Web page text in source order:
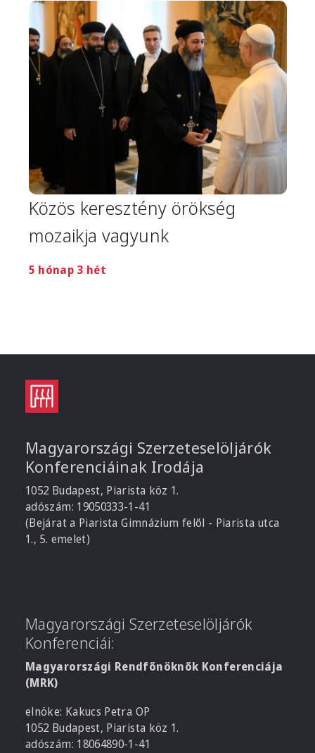
Image
Közös keresztény örökség
mozaikja vagyunk
5 hónap 3 hét
Magyarországi Szerzeteselöljárók
Konferenciáinak Irodája
1052 Budapest, Piarista köz 1.
adószám: 19050333-1-41
(Bejárat a Piarista Gimnázium felől - Piarista utca
1., 5. emelet)
Magyarországi Szerzeteselöljárók
Konferenciái:
Magyarországi Rendfőnöknők Konferenciája
(MRK)
elnöke: Kakucs Petra OP
1052 Budapest, Piarista köz 1.
adószám: 18064890-1-41